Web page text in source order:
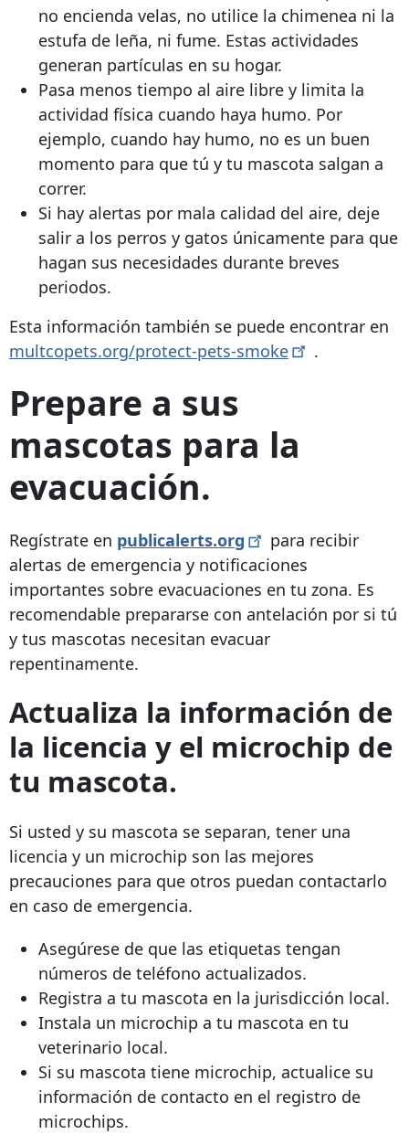
no encienda velas, no utilice la chimenea ni la
estufa de leña, ni fume. Estas actividades
generan partículas en su hogar.
Pasa menos tiempo al aire libre y limita la
actividad física cuando haya humo. Por
ejemplo, cuando hay humo, no es un buen
momento para que tú y tu mascota salgan a
correr.
Si hay alertas por mala calidad del aire, deje
salir a los perros y gatos únicamente para que
hagan sus necesidades durante breves
periodos.
Esta información también se puede encontrar en
multcopets.org/protect-pets-smoke
.
Prepare a sus
mascotas para la
evacuación.
Regístrate en publicalerts.org
para recibir
alertas de emergencia y notificaciones
importantes sobre evacuaciones en tu zona. Es
recomendable prepararse con antelación por si tú
y tus mascotas necesitan evacuar
repentinamente.
Actualiza la información de
la licencia y el microchip de
tu mascota.
Si usted y su mascota se separan, tener una
licencia y un microchip son las mejores
precauciones para que otros puedan contactarlo
en caso de emergencia.
Asegúrese de que las etiquetas tengan
números de teléfono actualizados.
Registra a tu mascota en la jurisdicción local.
Instala un microchip a tu mascota en tu
veterinario local.
Si su mascota tiene microchip, actualice su
información de contacto en el registro de
microchips.